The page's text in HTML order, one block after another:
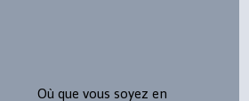
Où que vous soyez en